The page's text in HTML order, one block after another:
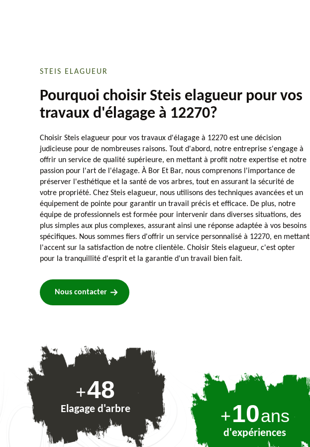
STEIS ELAGUEUR
Pourquoi choisir Steis elagueur pour vos
travaux d'élagage à 12270?
Choisir Steis elagueur pour vos travaux d'élagage à 12270 est une décision
judicieuse pour de nombreuses raisons. Tout d'abord, notre entreprise s'engage à
offrir un service de qualité supérieure, en mettant à profit notre expertise et notre
passion pour l'art de l'élagage. À Bor Et Bar, nous comprenons l'importance de
préserver l'esthétique et la santé de vos arbres, tout en assurant la sécurité de
votre propriété. Chez Steis elagueur, nous utilisons des techniques avancées et un
équipement de pointe pour garantir un travail précis et efficace. De plus, notre
équipe de professionnels est formée pour intervenir dans diverses situations, des
plus simples aux plus complexes, assurant ainsi une réponse adaptée à vos besoins
spécifiques. Nous sommes fiers d'offrir un service personnalisé à 12270, en mettant
l'accent sur la satisfaction de notre clientèle. Choisir Steis elagueur, c'est opter
pour la tranquillité d'esprit et la garantie d'un travail bien fait.
Nous contacter
+73
Elagage d'arbre +10ans
d'expériences